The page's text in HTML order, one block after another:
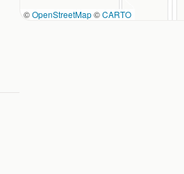
©OpenStreetMap©CARTO